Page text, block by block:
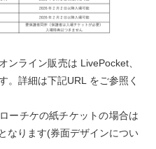
ライン販売は LivePocket、
。詳細は下記URL をご参照く
ーチケの紙チケットの場合は
なります(券面デザインについ